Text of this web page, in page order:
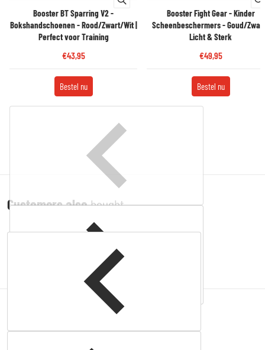
Booster BT Sparring V2 -
Bokshandschoenen - Rood/Zwart/Wit |
Perfect voor Training
€43,95
Bestel nu
Booster Fight Gear - Kinder
Scheenbeschermers - Goud/
Licht & Sterk
€49,95
Bestel nu
Customers alsobought
products